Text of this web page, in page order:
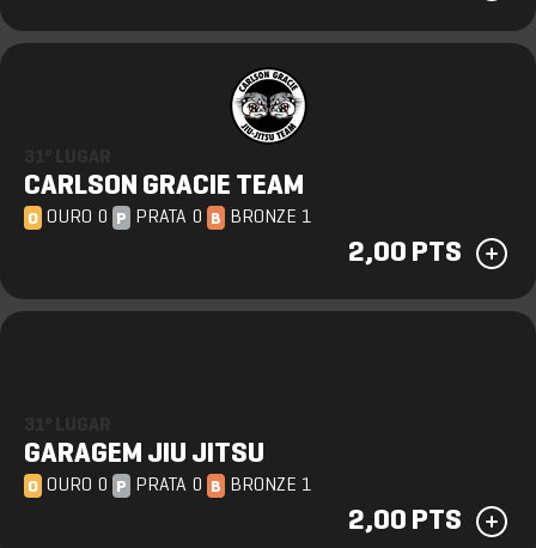
CARLSON GRACIE TEAM
O OURO 0 P PRATA 0 B BRONZE 1
2,00 PTS
GARAGEM JIU JITSU
O OURO 0 P PRATA 0 B BRONZE 1
2,00 PTS